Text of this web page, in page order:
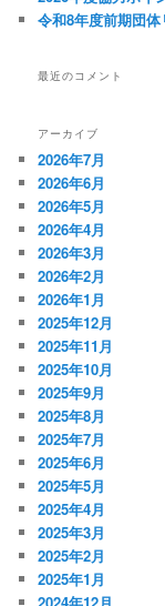
令和8年度前期団
最近のコメント
アーカイブ
2026年7月
2026年6月
2026年5月
2026年4月
2026年3月
2026年2月
2026年1月
2025年12月
2025年11月
2025年10月
2025年9月
2025年8月
2025年7月
2025年6月
2025年5月
2025年4月
2025年3月
2025年2月
2025年1月